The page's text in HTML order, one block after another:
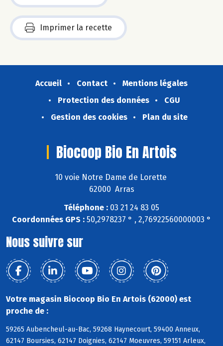
Imprimer la recette
Accueil Contact
Mentions légales
Protection des données
CGU
Gestion des cookies
Plan du site
Biocoop Bio En Artois
10 voie Notre Dame de Lorette
62000 Arras
Téléphone : 03 21 24 83 05
Coordonnées GPS : 50,2978237 ° , 2,76922560000003 °
Nous suivre sur
Votre magasin Biocoop Bio En Artois (62000) est
proche de :
59265 Aubencheul-au-Bac, 59268 Haynecourt, 59400 Anneux,
62147 Boursies, 62147 Doignies, 62147 Moeuvres, 59151 Arleux,